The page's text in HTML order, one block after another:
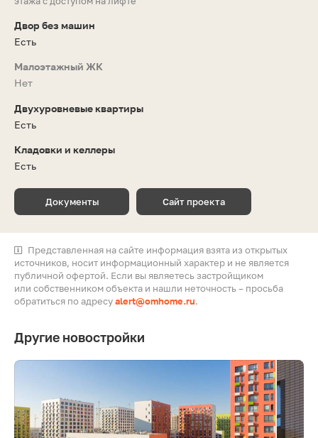
Двор без машин
Есть
Малоэтажный ЖК
Нет
Двухуровневые квартиры
Есть
Кладовки и келлеры
Есть
Документы Сайт проекта
Представленная на сайте информация взята из открытых
источников, носит информационный характер и не является
публичной офертой. Если вы являетесь застройщиком
или собственником объекта и нашли неточность – просьба
обратиться по адресуalert@omhome.ru.
Другие новостройки